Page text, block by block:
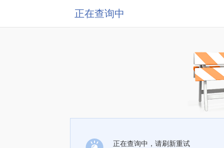
正在查询中
正在查询中，请刷新重试